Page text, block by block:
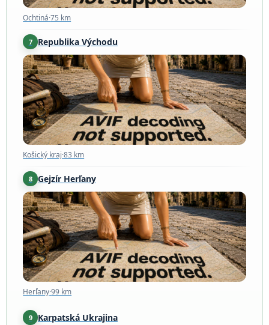
Ochtiná·75 km
7 Republika Východu
Košický kraj·83 km
Košický kraj·83 km
8 Gejzír Herľany
Herľany·99 km
Herľany·99 km
9 Karpatská Ukrajina